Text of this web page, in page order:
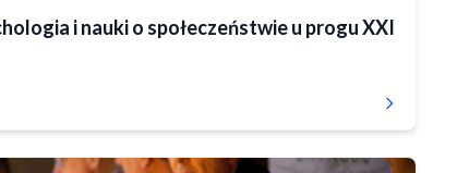
i nauki o społeczeństwie u progu XXI